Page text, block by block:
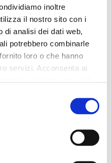
inoltre
il nostro sito con i
di analisi dei dati web,
potrebbero combinarle
loro o che hanno
servizi. Acconsenta ai
à la maison ?
sur les lunettes?
?